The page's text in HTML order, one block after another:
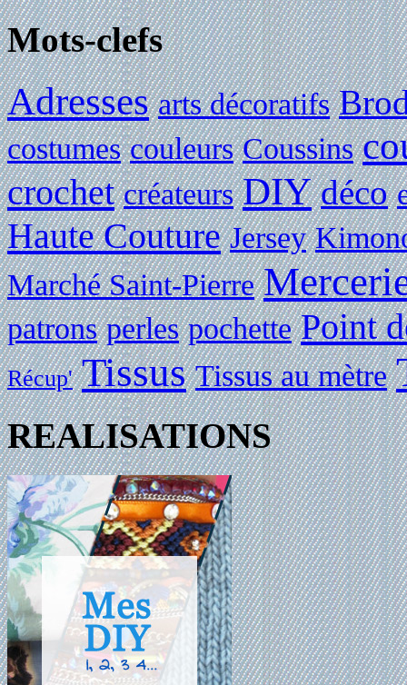
Mots-clefs
Adresses arts décoratifs
costumes couleurs Coussins
crochet créateurs DIY déco
Haute Couture Jersey
Marché Saint-Pierre
patrons perles pochette Point
Récup' Tissus Tissus au mètre
REALISATIONS